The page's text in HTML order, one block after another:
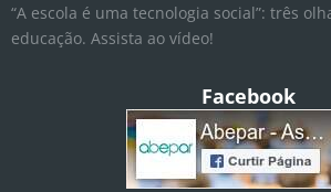
“A escola é uma tecnologia social”: três
educação. Assista ao vídeo!
Facebook